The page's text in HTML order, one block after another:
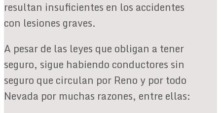
resultan insuficientes en los accidentes
con lesiones graves.
A pesar de las leyes que obligan a tener
seguro, sigue habiendo conductores sin
seguro que circulan por Reno y por todo
Nevada por muchas razones, entre ellas: